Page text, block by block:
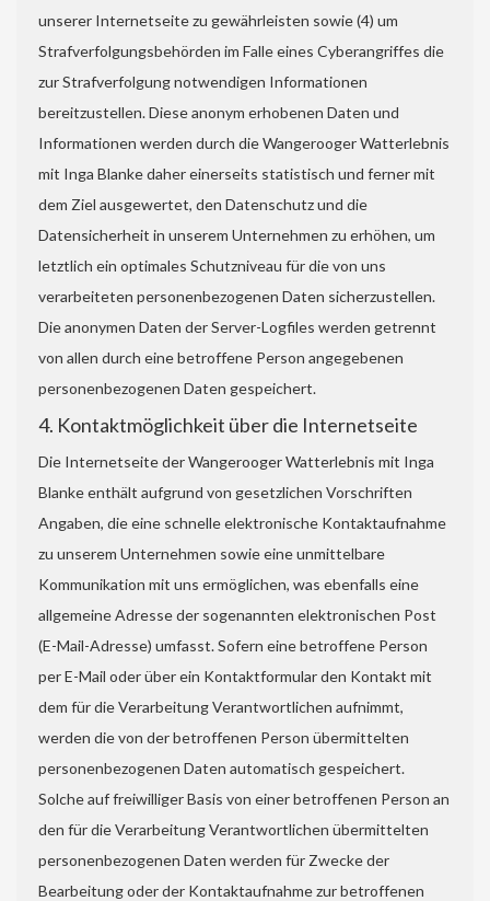
unserer Internetseite zu gewährleisten sowie (4) um
Strafverfolgungsbehörden im Falle eines Cyberangriffes die
zur Strafverfolgung notwendigen Informationen
bereitzustellen. Diese anonym erhobenen Daten und
Informationen werden durch die Wangerooger Watterlebnis
mit Inga Blanke daher einerseits statistisch und ferner mit
dem Ziel ausgewertet, den Datenschutz und die
Datensicherheit in unserem Unternehmen zu erhöhen, um
letztlich ein optimales Schutzniveau für die von uns
verarbeiteten personenbezogenen Daten sicherzustellen.
Die anonymen Daten der Server-Logfiles werden getrennt
von allen durch eine betroffene Person angegebenen
personenbezogenen Daten gespeichert.
4. Kontaktmöglichkeit über die Internetseite
Die Internetseite der Wangerooger Watterlebnis mit Inga
Blanke enthält aufgrund von gesetzlichen Vorschriften
Angaben, die eine schnelle elektronische Kontaktaufnahme
zu unserem Unternehmen sowie eine unmittelbare
Kommunikation mit uns ermöglichen, was ebenfalls eine
allgemeine Adresse der sogenannten elektronischen Post
(E-Mail-Adresse) umfasst. Sofern eine betroffene Person
per E-Mail oder über ein Kontaktformular den Kontakt mit
dem für die Verarbeitung Verantwortlichen aufnimmt,
werden die von der betroffenen Person übermittelten
personenbezogenen Daten automatisch gespeichert.
Solche auf freiwilliger Basis von einer betroffenen Person an
den für die Verarbeitung Verantwortlichen übermittelten
personenbezogenen Daten werden für Zwecke der
Bearbeitung oder der Kontaktaufnahme zur betroffenen